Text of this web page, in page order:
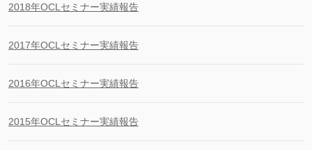
2018年OCLセミナー実績報告
2017年OCLセミナー実績報告
2016年OCLセミナー実績報告
2015年OCLセミナー実績報告